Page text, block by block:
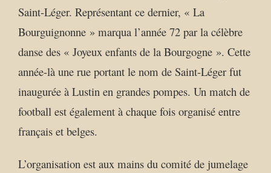
Saint-Léger. Représentant ce dernier, « La
Bourguignonne » marqua l’année 72 par la célèbre
danse des « Joyeux enfants de la Bourgogne ». Cette
année-là une rue portant le nom de Saint-Léger fut
inaugurée à Lustin en grandes pompes. Un match de
football est également à chaque fois organisé entre
français et belges.
L’organisation est aux mains du comité de jumelage